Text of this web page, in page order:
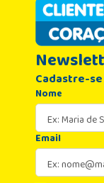
Cadastre-
Nome
Email